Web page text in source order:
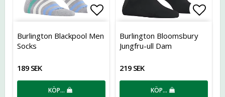
Lägg till i favoritlistan
Burlington Blackpool Men
Socks
189 SEK
KÖP…
Burlington Bloomsbury
Jungfru-ull Dam
219 SEK
KÖP…